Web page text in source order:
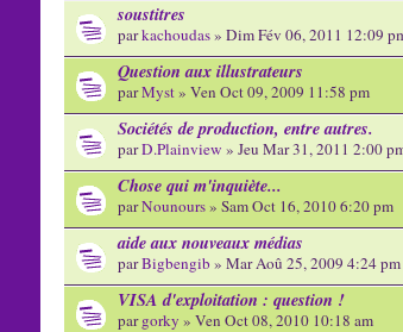
soustitres
parkachoudas» Dim Fév 06, 2011 12:09
Question aux illustrateurs
parMyst» Ven Oct 09, 2009 11:58 pm
Sociétés de production, entre autres.
parD.Plainview » Jeu Mar 31, 2011 2:00
Chose qui m'inquiète...
parNounours» Sam Oct 16, 2010 6:20 pm
aide aux nouveaux médias
parBigbengib » Mar Aoû 25, 2009 4:24 pm
VISA d'exploitation : question !
pargorky » Ven Oct 08, 2010 10:18 am